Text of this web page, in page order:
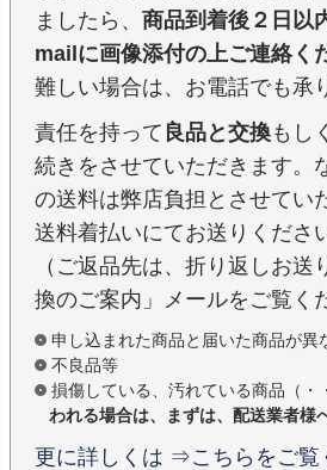
ましたら、 商品到着後２日以
mailに画像添付の上ご連絡く
難しい場合は、お電話でも承
責任を持って 良品と交換もし
続きをさせていただきます。
の送料は弊店負担とさせてい
送料着払いにてお送りくださ
（ご返品先は、折り返しお送
換のご案内」メールをご覧く
申し込まれた商品と届いた商品が異
不良品等
損傷している、汚れている商品（・
われる場合は、まずは、配送業者様
更に詳しくは ⇒こちらをご覧